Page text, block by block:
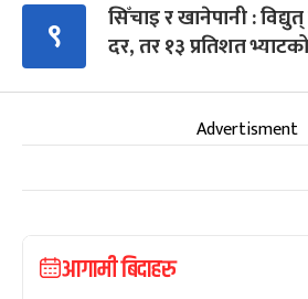
९
सिँचाइ र खानेपानी :
दर, तर १३ प्रतिशत
Advertisment
आगामी बिदाहरु